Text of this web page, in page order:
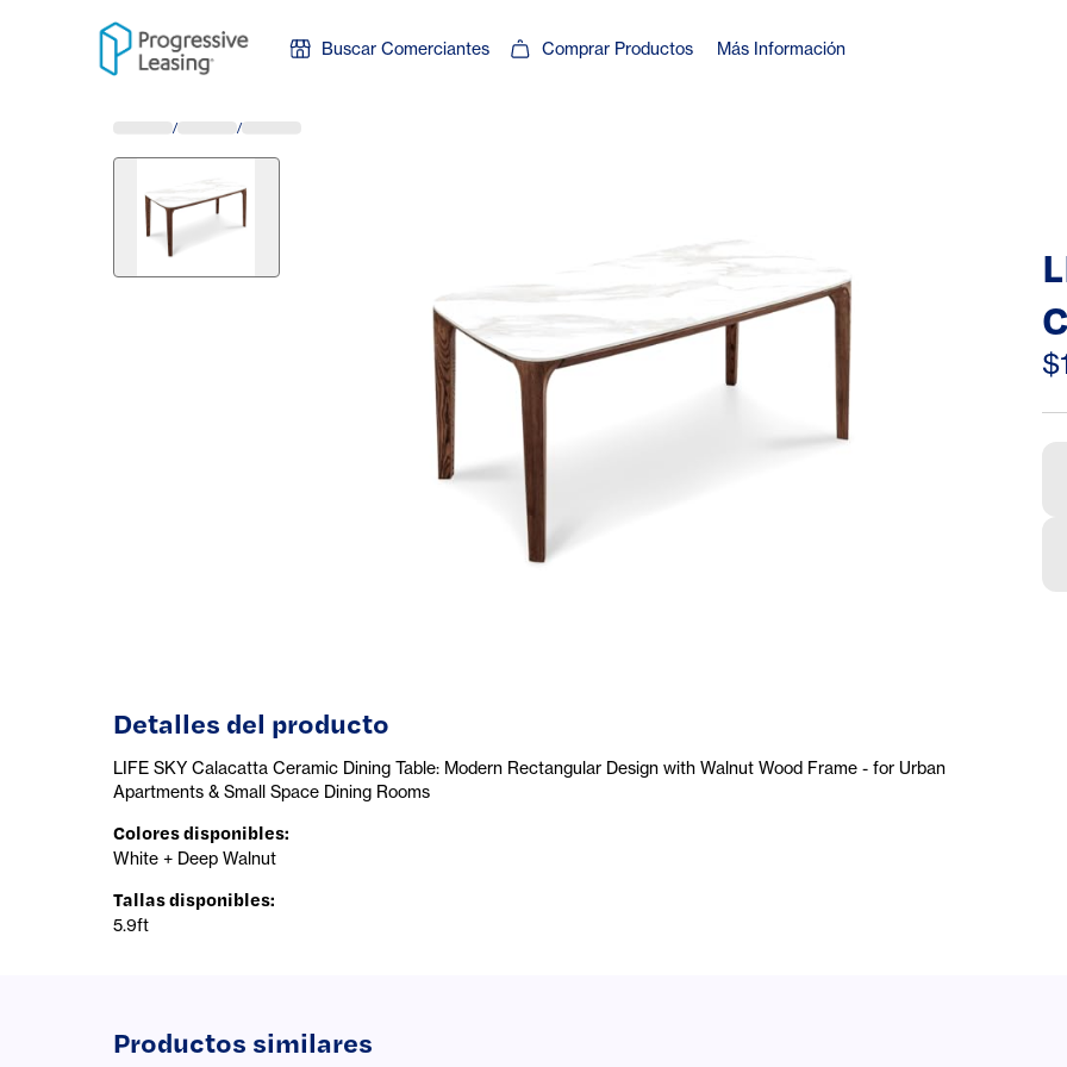
Skip to content
Buscar Comerciantes Comprar Productos Más Información
/ /
Detalles del producto
LIFE SKY Calacatta Ceramic Dining Table: Modern Rectangular Design with Walnut Wood Frame - for Urban
Apartments & Small Space Dining Rooms
Colores disponibles:
White + Deep Walnut
Tallas disponibles:
5.9ft
Productos similares